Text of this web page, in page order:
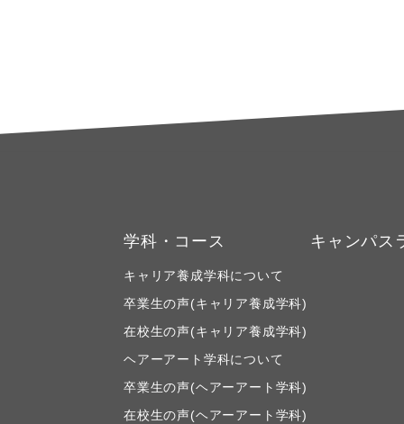
学科・コース
キャリア養成学科について
卒業生の声(キャリア養成学科)
在校生の声(キャリア養成学科)
ヘアーアート学科について
卒業生の声(ヘアーアート学科)
在校生の声(ヘアーアート学科)
キャンパス